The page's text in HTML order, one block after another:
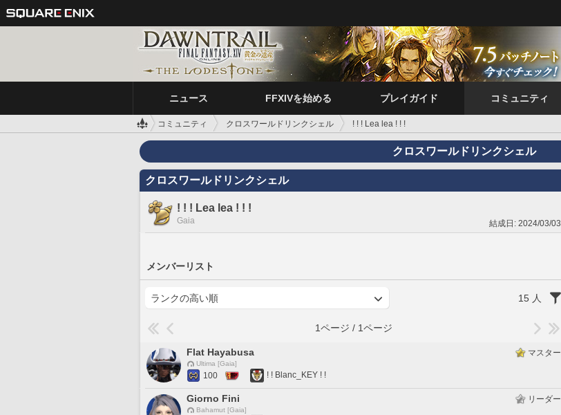
ニュース FFXIVを始める プレイガイド コミュニティ
コミュニティ クロスワールドリンクシェル ! ! ! Lea lea ! ! !
クロスワールドリンクシェル
クロスワールドリンクシェル
! ! ! Lea lea ! ! !
Gaia 結成日: 2024/03/03
メンバーリスト
15 人
1ページ / 1ページ
Flat Hayabusa
Ultima [Gaia]
100
マスター
! ! Blanc_KEY ! !
Giorno Fini
Bahamut [Gaia]
リーダー